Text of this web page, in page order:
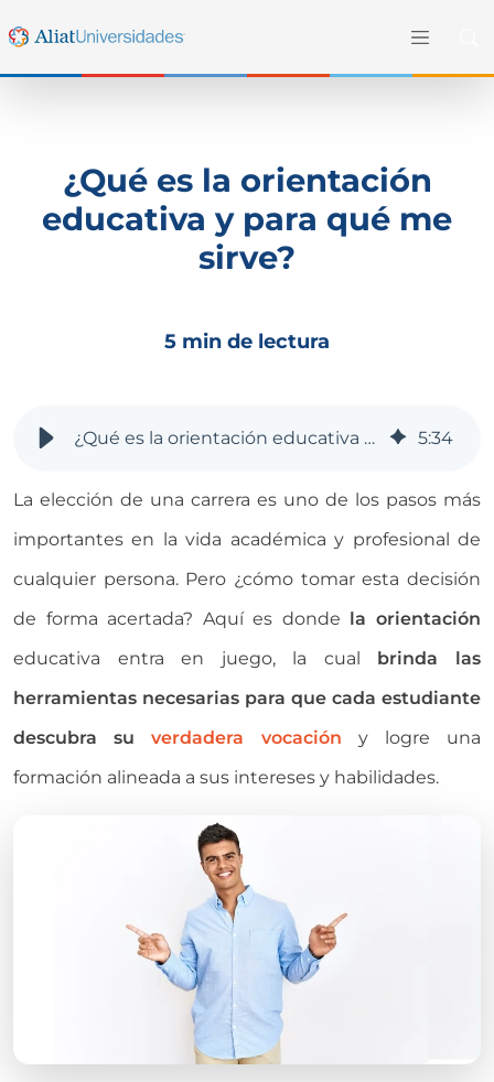
¿Qué es la orientación
educativa y para qué me
sirve?
5 min de lectura
¿Qué es la orientación educativa y para qué me sirve? 5:34
La elección de una carrera es uno de los pasos más
importantes en la vida académica y profesional de
cualquier persona. Pero ¿cómo tomar esta decisión
de forma acertada? Aquí es donde la orientación
educativa entra en juego, la cual brinda las
herramientas necesarias para que cada estudiante
descubra suverdadera vocación y logre una
formación alineada a sus intereses y habilidades.